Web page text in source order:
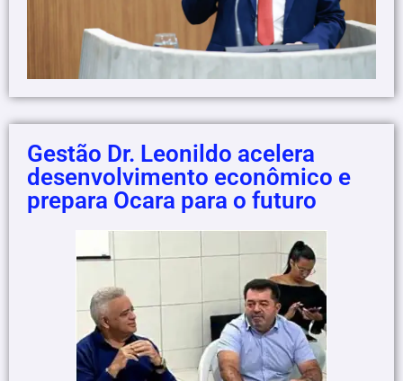
Gestão Dr. Leonildo acelera
desenvolvimento econômico e
prepara Ocara para o futuro